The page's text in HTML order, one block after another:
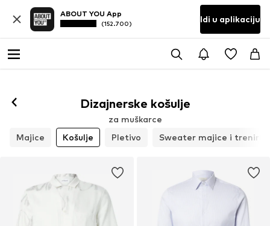
ABOUT YOU App
(152.700) Idi u aplikaciju
Dizajnerske košulje
za muškarce
Majice
Košulje Pletivo Sweater majice i trenirke